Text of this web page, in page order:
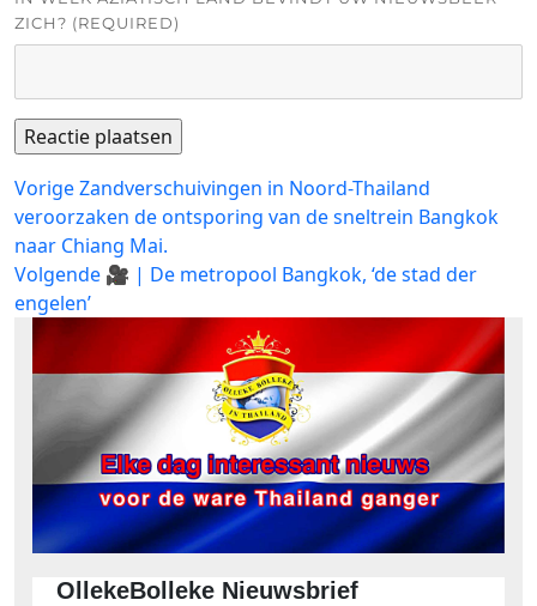
ZICH? (REQUIRED)
Bericht
navigatie
VorigeVorig
bericht:
Zandverschuivingen in Noord-Thailand
veroorzaken de ontsporing van de sneltrein Bangkok
naar Chiang Mai.
Volgende Volgend
🎥 | De metropool Bangkok, ‘de stad der
engelen’
OllekeBolleke Nieuwsbrief